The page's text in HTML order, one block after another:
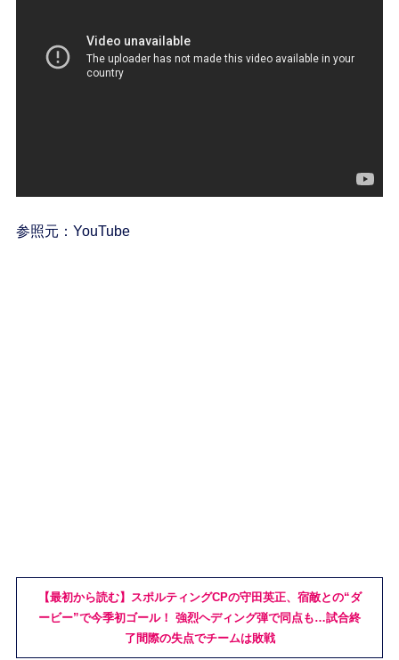
参照元：YouTube
【最初から読む】スポルティングCPの守田英正、宿敵との“ダ
ービー”で今季初ゴール！ 強烈ヘディング弾で同点も…試合終
了間際の失点でチームは敗戦